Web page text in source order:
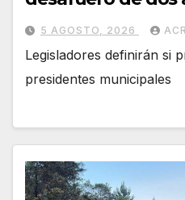
5 AGOSTO, 2026
Legisladores definirán si
presidentes municipales